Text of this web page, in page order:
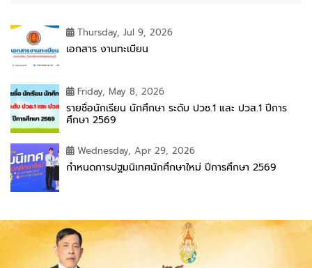
Thursday, Jul 9, 2026
เอกสาร งานทะเบียน
Friday, May 8, 2026
รายชื่อนักเรียน นักศึกษา ระดับ ปวช.1 และ ปวส.1 ปีการ
ศึกษา 2569
Wednesday, Apr 29, 2026
กำหนดการปฐมนิเทศนักศึกษาใหม่ ปีการศึกษา 2569